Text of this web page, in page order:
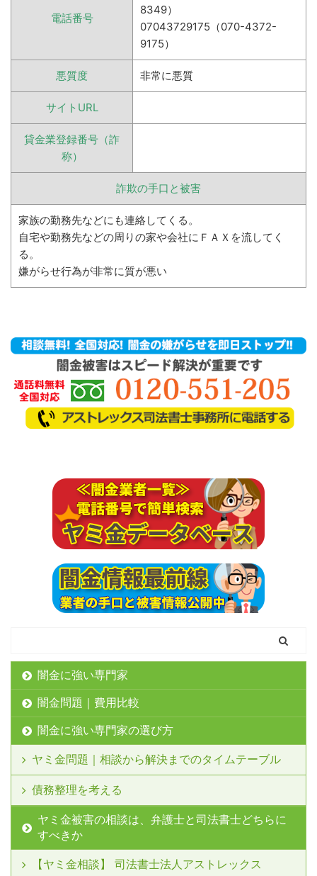
電話番号
8349）
07043729175（070-4372-
9175）
悪質度 非常に悪質
サイトURL
貸金業登録番号（詐
称）
詐欺の手口と被害
家族の勤務先などにも連絡してくる。
自宅や勤務先などの周りの家や会社にＦＡＸを流してく
る。
嫌がらせ行為が非常に質が悪い
闇金に強い専門家
闇金問題｜費用比較
闇金に強い専門家の選び方
ヤミ金問題｜相談から解決までのタイムテーブル
債務整理を考える
ヤミ金被害の相談は、弁護士と司法書士どちらに
すべきか
【ヤミ金相談】 司法書士法人アストレックス